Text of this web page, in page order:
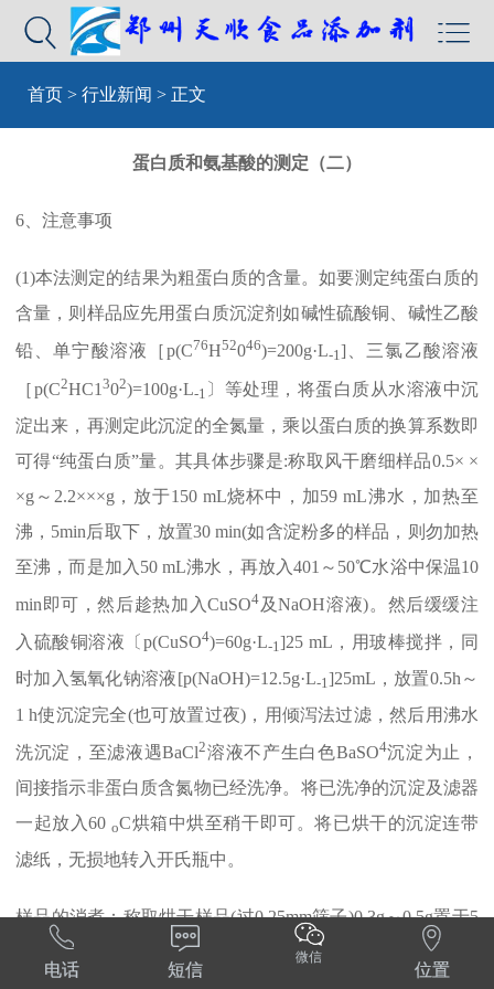


首页 > 行业新闻 > 正文
蛋白质和氨基酸的测定（二）
6、注意事项
(1)本法测定的结果为粗蛋白质的含量。如要测定纯蛋白质的
含量，则样品应先用蛋白质沉淀剂如碱性硫酸铜、碱性乙酸
铅、单宁酸溶液［p(C76H52046)=200g·L-1]、三氯乙酸溶液
［p(C2HC1 302)=100g·L-1 〕等处理，将蛋白质从水溶液中沉
淀出来，再测定此沉淀的全氮量，乘以蛋白质的换算系数即
可得“纯蛋白质”量。其具体步骤是:称取风干磨细样品0.5× ×
×g～2.2×××g，放于150 mL烧杯中，加59 mL沸水，加热至
沸，5min后取下，放置30 min(如含淀粉多的样品，则勿加热
至沸，而是加入50 mL沸水，再放入401～50℃水浴中保温10
min即可，然后趁热加入CuSO4 及NaOH溶液)。然后缓缓注
入硫酸铜溶液〔p(CuSO4)=60g·L-1]25 mL，用玻棒搅拌，同
时加入氢氧化钠溶液[p(NaOH)=12.5g·L-1]25mL，放置0.5h～
1 h使沉淀完全(也可放置过夜)，用倾泻法过滤，然后用沸水
洗沉淀，至滤液遇BaCl2溶液不产生白色BaSO4沉淀为止，
间接指示非蛋白质含氮物已经洗净。将已洗净的沉淀及滤器
一起放入60 oC烘箱中烘至稍干即可。将已烘干的沉淀连带
滤纸，无损地转入开氏瓶中。
样品的消煮：称取烘干样品(过0.25mm筛子)0.3g～0.5g置于5
0mL或100mL开氏瓶或消煮管中，加入混合催化剂1.8g，加

电话

短信
微信

位置